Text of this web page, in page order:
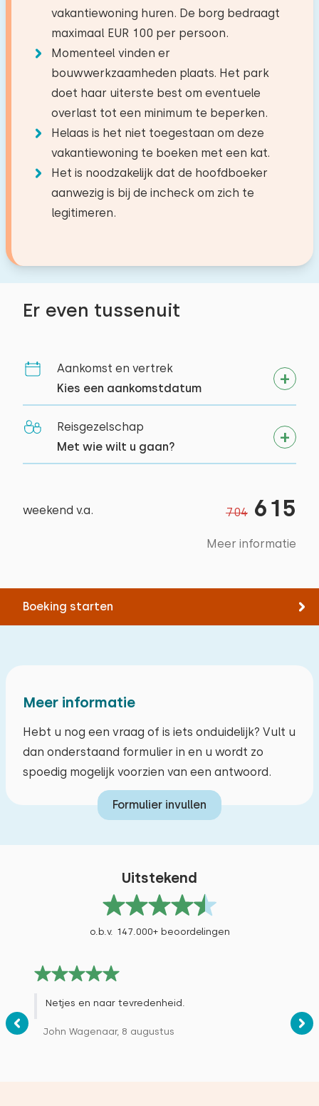
Er even tussenuit
Aantal kinderen − +
Aantal baby's
Aantal huisdieren − +
Wissen Toepassen
Aankomst en vertrek
Kies een aankomstdatum
Reisgezelschap
Met wie wilt u gaan?
weekend v.a. 704 615
Meer informatie
Boeking starten
vakantiewoning huren. De borg bedraagt
maximaal EUR 100 per persoon.
Momenteel vinden er
bouwwerkzaamheden plaats. Het park
doet haar uiterste best om eventuele
overlast tot een minimum te beperken.
Helaas is het niet toegestaan om deze
vakantiewoning te boeken met een kat.
Het is noodzakelijk dat de hoofdboeker
aanwezig is bij de incheck om zich te
legitimeren.
Combi oven/magnetron
Vaatwasser
Koelkast
Senseo
Waterkoker
Buiten
Privé parkeerplaatsen: 2
Tuin
Tuinmeubilair
Dekbed(den): Eenpersoons
Bed: Eenpersoons
Afmetingen: 80 x 200
Dekbed(den): Eenpersoons
Extra's:
Ruimte voor extra kinderbed
Afmetingen: 80 x 200
Bed: Eenpersoons
Afmetingen: 80 x 200
Extra's:
Toiletruimte 1
Toiletten:1
Toiletruimte 2
Toiletten:1
5,3 km
Recreatieplas
Viswater
Golfbaan
8,6 km
Attractiepark
11,9 km
Treinstation
7,6 km
Bushalte
2,8 km
Activiteiten in de
omgeving
Zeilen
Zwemmen
Meer informatie
Hebt u nog een vraag of is iets onduidelijk? Vult u
dan onderstaand formulier in en u wordt zo
spoedig mogelijk voorzien van een antwoord.
Formulier invullen
Uitstekend
o.b.v. 147.000+ beoordelingen
Netjes en naar tevredenheid.
John Wagenaar, 8 augustus